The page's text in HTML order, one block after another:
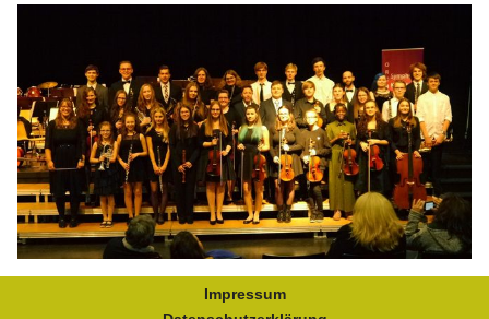
Impressum